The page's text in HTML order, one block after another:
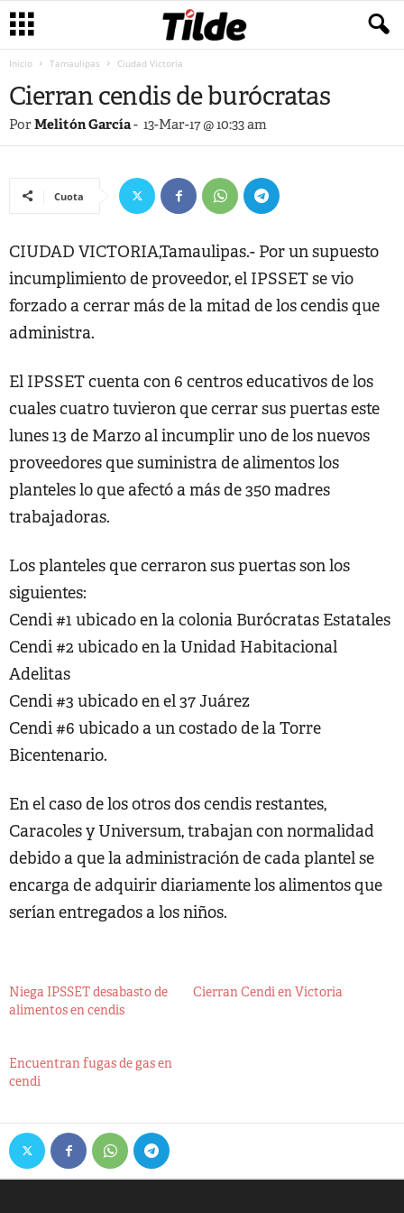
Inicio Tamaulipas Ciudad Victoria
Cierran cendis de burócratas
PorMelitón García- 13-Mar-17 @ 10:33 am
Cuota
CIUDAD VICTORIA,Tamaulipas.- Por un supuesto
incumplimiento de proveedor, el IPSSET se vio
forzado a cerrar más de la mitad de los cendis que
administra.
El IPSSET cuenta con 6 centros educativos de los
cuales cuatro tuvieron que cerrar sus puertas este
lunes 13 de Marzo al incumplir uno de los nuevos
proveedores que suministra de alimentos los
planteles lo que afectó a más de 350 madres
trabajadoras.
Los planteles que cerraron sus puertas son los
siguientes:
Cendi #1 ubicado en la colonia Burócratas Estatales
Cendi #2 ubicado en la Unidad Habitacional
Adelitas
Cendi #3 ubicado en el 37 Juárez
Cendi #6 ubicado a un costado de la Torre
Bicentenario.
En el caso de los otros dos cendis restantes,
Caracoles y Universum, trabajan con normalidad
debido a que la administración de cada plantel se
encarga de adquirir diariamente los alimentos que
serían entregados a los niños.
Niega IPSSET desabasto de
alimentos en cendis
Cierran Cendi en Victoria
Encuentran fugas de gas en
cendi